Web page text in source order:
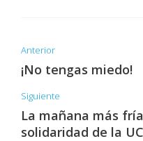
Anterior
¡No tengas miedo!
Siguiente
La mañana más
solidaridad de la UC